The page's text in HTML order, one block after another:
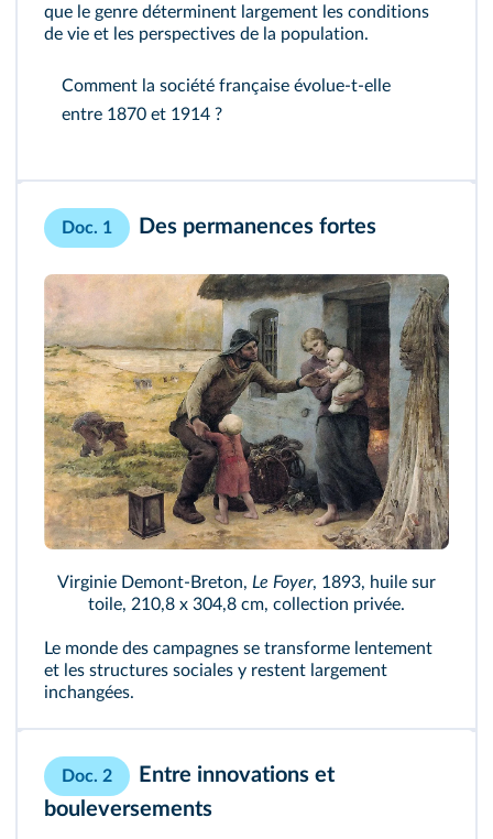
que le genre déterminent largement les conditions
de vie et les perspectives de la population.
Comment la société française évolue‑t‑elle
entre 1870 et 1914 ?
Doc. 1 Des permanences fortes
Virginie Demont‑Breton, Le Foyer, 1893, huile sur
toile, 210,8 x 304,8 cm, collection privée.
Le monde des campagnes se transforme lentement
et les structures sociales y restent largement
inchangées.
Doc. 2
Entre innovations et
bouleversements